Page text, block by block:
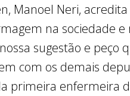
Manoel Neri,
na sociedade
sugestão e peço
com os demais
primeira enfermeira